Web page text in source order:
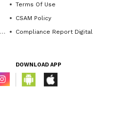
Terms Of Use
CSAM Policy
Compliance Report Digital
DOWNLOAD APP